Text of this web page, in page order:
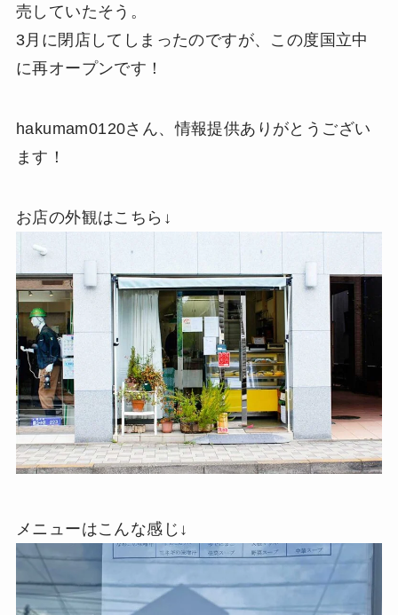
売していたそう。
3月に閉店してしまったのですが、この度国立中
に再オープンです！
hakumam0120さん、情報提供ありがとうござい
ます！
お店の外観はこちら↓
メニューはこんな感じ↓